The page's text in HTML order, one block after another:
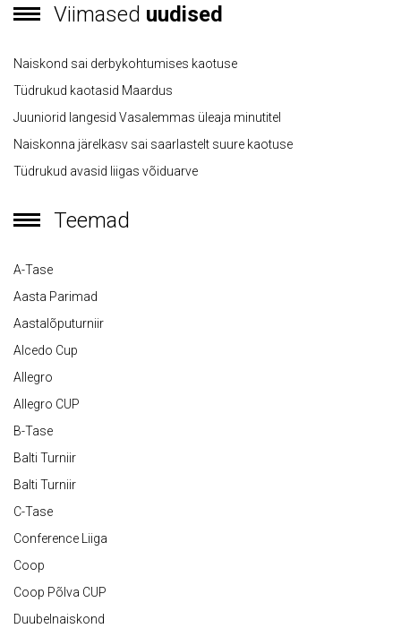
Viimased uudised
Naiskond sai derbykohtumises kaotuse
Tüdrukud kaotasid Maardus
Juuniorid langesid Vasalemmas üleaja minutitel
Naiskonna järelkasv sai saarlastelt suure kaotuse
Tüdrukud avasid liigas võiduarve
Teemad
A-Tase
Aasta Parimad
Aastalõputurniir
Alcedo Cup
Allegro
Allegro CUP
B-Tase
Balti Turniir
Balti Turniir
C-Tase
Conference Liiga
Coop
Coop Põlva CUP
Duubelnaiskond